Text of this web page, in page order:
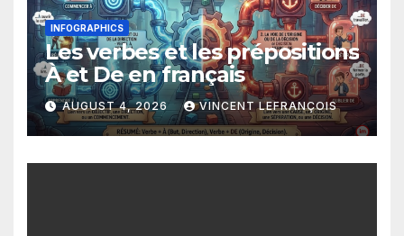
INFOGRAPHICS
Les verbes et les prépositions
À et De en français
AUGUST 4, 2026 VINCENT LEFRANÇOIS